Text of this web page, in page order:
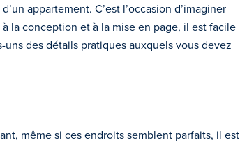
appartement. C’est l’occasion d’imaginer
la conception et à la mise en page, il est facile
des détails pratiques auxquels vous devez
même si ces endroits semblent parfaits, il est